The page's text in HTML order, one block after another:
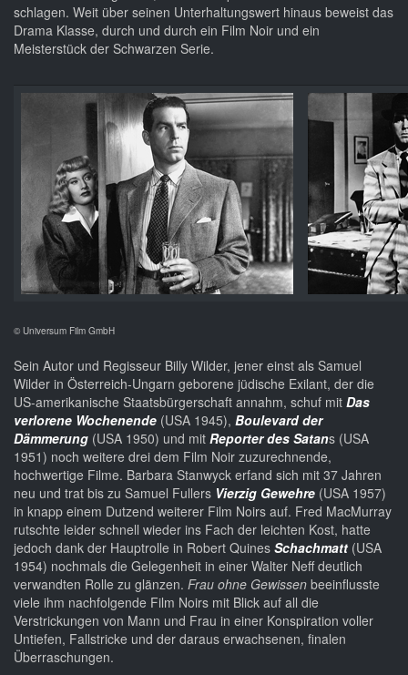
schlagen. Weit über seinen Unterhaltungswert hinaus beweist das
Drama Klasse, durch und durch ein Film Noir und ein
Meisterstück der Schwarzen Serie.
© Universum Film GmbH
Sein Autor und Regisseur Billy Wilder, jener einst als Samuel
Wilder in Österreich-Ungarn geborene jüdische Exilant, der die
US-amerikanische Staatsbürgerschaft annahm, schuf mit Das
verlorene Wochenende (USA 1945), Boulevard der
Dämmerung (USA 1950) und mit Reporter des Satans (USA
1951) noch weitere drei dem Film Noir zuzurechnende,
hochwertige Filme. Barbara Stanwyck erfand sich mit 37 Jahren
neu und trat bis zu Samuel Fullers Vierzig Gewehre (USA 1957)
in knapp einem Dutzend weiterer Film Noirs auf. Fred MacMurray
rutschte leider schnell wieder ins Fach der leichten Kost, hatte
jedoch dank der Hauptrolle in Robert Quines Schachmatt (USA
1954) nochmals die Gelegenheit in einer Walter Neff deutlich
verwandten Rolle zu glänzen. Frau ohne Gewissen beeinflusste
viele ihm nachfolgende Film Noirs mit Blick auf all die
Verstrickungen von Mann und Frau in einer Konspiration voller
Untiefen, Fallstricke und der daraus erwachsenen, finalen
Überraschungen.